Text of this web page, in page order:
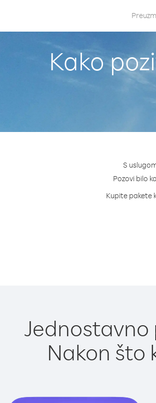
Kako
S
Pozovi bilo
Kupite pakete
Jednostavno
Nakon što